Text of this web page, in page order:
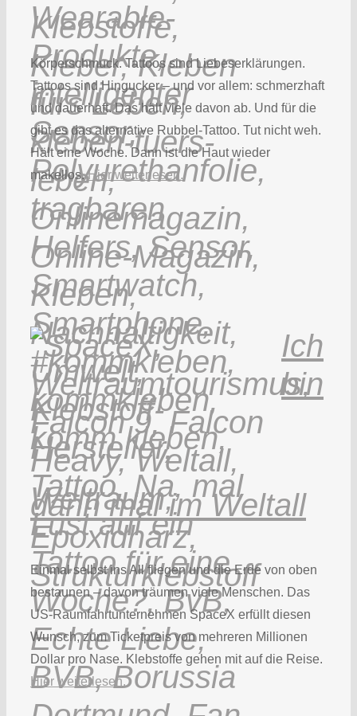
Körperschmuck. Tattoos sind Liebeserklärungen.
Tattoos sind Hingucker – und vor allem: schmerzhaft
und dauerhaft. Das hält viele davon ab. Und für die
gibt es das alternative Rubbel-Tattoo. Tut nicht weh.
Hält eine Woche. Dann ist die Haut wieder
makellos.Hier weiterlesen.
Ich
bin
dann mal im Weltall
Einmal selbst ins All fliegen und die Erde von oben
bestaunen – davon träumen viele Menschen. Das
US-Raumfahrtunternehmen SpaceX erfüllt diesen
Wunsch, zum Ticketpreis von mehreren Millionen
Dollar pro Nase. Klebstoffe gehen mit auf die Reise.
Hier weiterlesen.